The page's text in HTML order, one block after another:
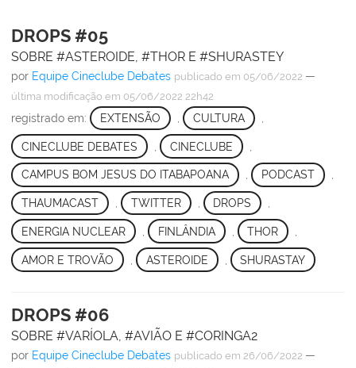
DROPS #05
SOBRE #ASTEROIDE, #THOR E #SHURASTEY
por Equipe Cineclube Debates publicado em 05/06/2022 —
última modificação em 05/06/2022 22h42
registrado em: EXTENSÃO CULTURA
CINECLUBE DEBATES CINECLUBE
CAMPUS BOM JESUS DO ITABAPOANA , PODCAST ,
THAUMACAST TWITTER DROPS
ENERGIA NUCLEAR FINLÂNDIA THOR
AMOR E TROVÃO ASTEROIDE SHURASTAY
DROPS #06
SOBRE #VARÍOLA, #AVIÃO E #CORINGA2
por Equipe Cineclube Debates publicado em 26/06/2022 —